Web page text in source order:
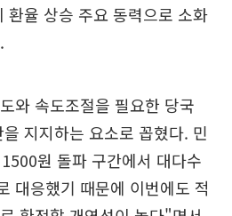
환율 상승 주요 동력으로 소화
와 속도조절을 필요한 당국
지지하는 요소로 꼽혔다. 민
원 돌파 구간에서 대다수
대응했기 때문에 이번에도 적